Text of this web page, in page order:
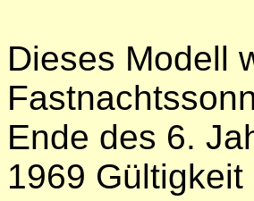
Dieses Modell
Ende des 6.
1969